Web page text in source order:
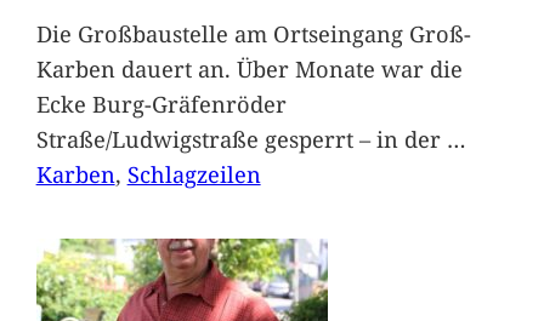
Die Großbaustelle am Ortseingang Groß-
Karben dauert an. Über Monate war die
Ecke Burg-Gräfenröder
Straße/Ludwigstraße gesperrt – in der …
Karben, Schlagzeilen